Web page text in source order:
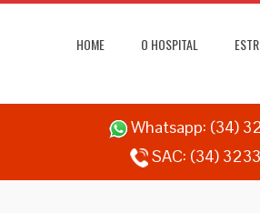
HOME O HOSPITAL
Whatsapp: (34)
SAC: (34)